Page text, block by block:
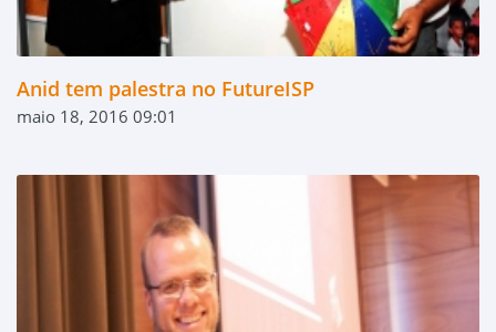
Anid tem palestra no FutureISP
maio 18, 2016 09:01